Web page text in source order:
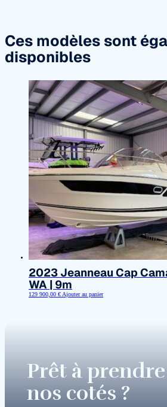
Ces modèles sont
disponibles
2023 Jeanneau Cap
WA | 9m
129 900,00 € Ajouter au panier
Prêt à
nos cotés ?